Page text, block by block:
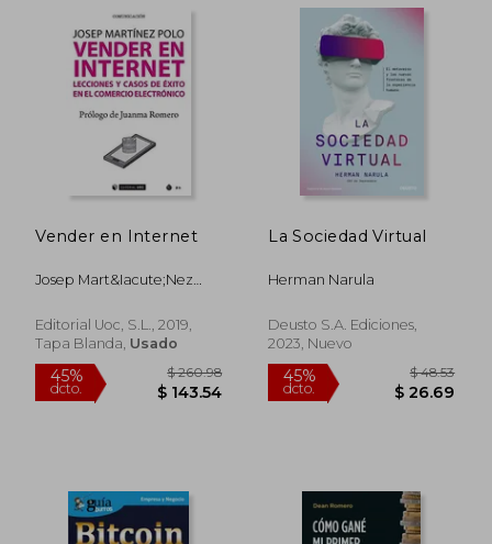
Vender en Internet
Josep Mart&Iacute;Nez
Editorial Uoc, S.L., 2019,
Tapa Blanda, Usado
La Sociedad Virtual
Herman Narula
Deusto S.A. Ediciones,
2023, Nuevo